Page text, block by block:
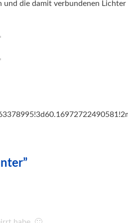
die damit verbundenen